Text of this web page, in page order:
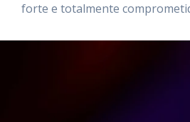
forte e totalmente